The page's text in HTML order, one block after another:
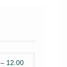
12.00